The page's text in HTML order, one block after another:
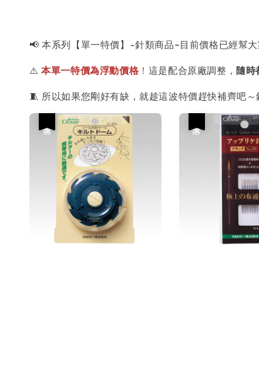
📢 本系列【單一特價】-針類商品~目前價格已經幫
⚠️本單一特價為浮動價格 ！ 這是配合原廠調整，隨時
🧵 所以如果您剛好有缺，就趁這波特價趕快補齊吧